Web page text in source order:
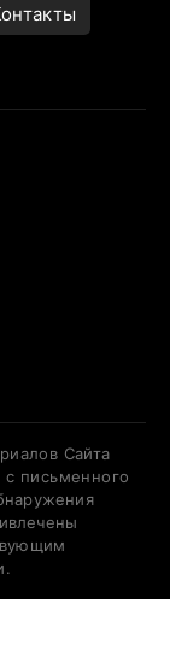
Сайта
письменного